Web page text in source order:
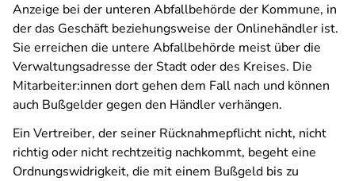
Anzeige bei der unteren Abfallbehörde der Kommune, in
der das Geschäft beziehungsweise der Onlinehändler ist.
Sie erreichen die untere Abfallbehörde meist über die
Verwaltungsadresse der Stadt oder des Kreises. Die
Mitarbeiter:innen dort gehen dem Fall nach und können
auch Bußgelder gegen den Händler verhängen.
Ein Vertreiber, der seiner Rücknahmepflicht nicht, nicht
richtig oder nicht rechtzeitig nachkommt, begeht eine
Ordnungswidrigkeit, die mit einem Bußgeld bis zu